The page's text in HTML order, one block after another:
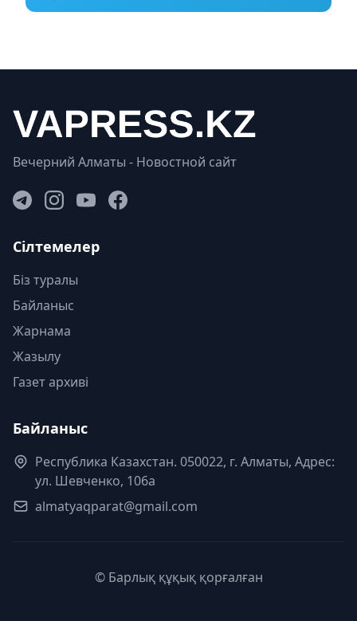
Вечерний Алматы - Новостной сайт
Сілтемелер
Біз туралы
Байланыс
Жарнама
Жазылу
Газет архиві
Байланыс
Республика Казахстан. 050022, г. Алматы, Адрес:
ул. Шевченко, 106а
almatyaqparat@gmail.com
© Барлық құқық қорғалған